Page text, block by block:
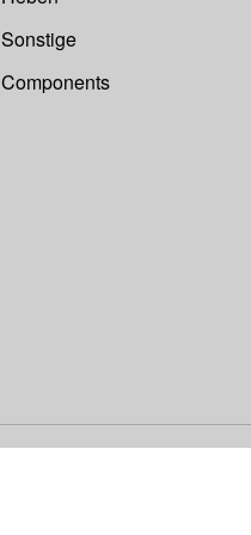
Sonstige
Components